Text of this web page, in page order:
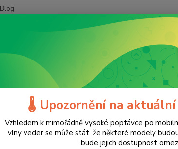
Blog
Příslušenství Oleje a maziva Motorový olej
Motorový olej Mogul Alfa
TOP produkt
🌡️ Upozornění na
Vzhledem k mimořádně vysoké poptávce po
vlny veder se může stát, že některé modely
bude jejich dostupnost